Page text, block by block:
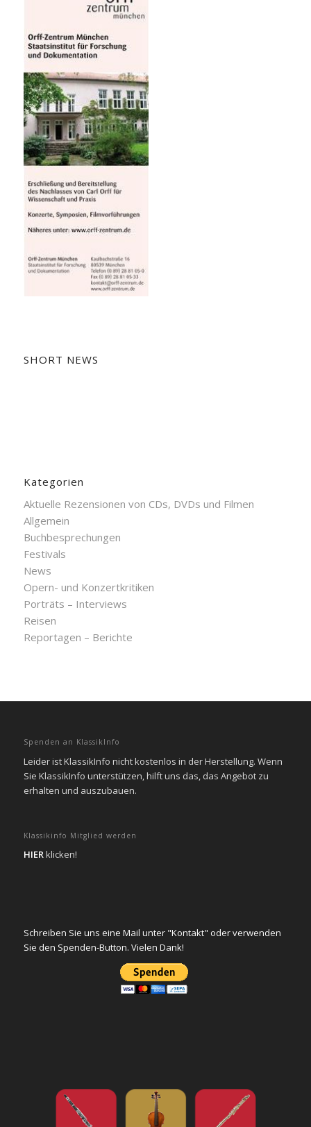
SHORT NEWS
Kategorien
Aktuelle Rezensionen von CDs, DVDs und Filmen
Allgemein
Buchbesprechungen
Festivals
News
Opern- und Konzertkritiken
Porträts – Interviews
Reisen
Reportagen – Berichte
Spenden an KlassikInfo
Leider ist KlassikInfo nicht kostenlos in der Herstellung. Wenn
Sie KlassikInfo unterstützen, hilft uns das, das Angebot zu
erhalten und auszubauen.
Klassikinfo Mitglied werden
HIERklicken!
Schreiben Sie uns eine Mail unter "Kontakt" oder verwenden
Sie den Spenden-Button. Vielen Dank!